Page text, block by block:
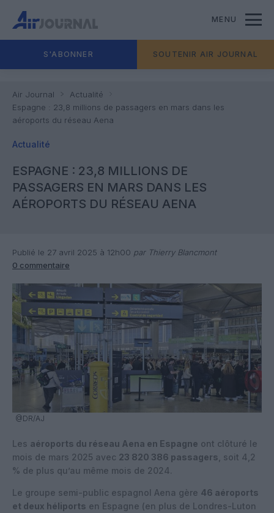
MENU
S'ABONNER SOUTENIR AIR JOURNAL
Air Journal
Actualité
Espagne : 23,8 millions de passagers en mars dans les
aéroports du réseau Aena
Actualité
ESPAGNE : 23,8 MILLIONS DE
PASSAGERS EN MARS DANS LES
AÉROPORTS DU RÉSEAU AENA
Publié le 27 avril 2025 à 12h00 par Thierry Blancmont
0 commentaire
@DR/AJ
Les aéroports du réseau Aena en Espagne ont clôturé le
mois de mars 2025 avec 23 820 386 passagers , soit 4,2
% de plus qu’au même mois de 2024.
Le groupe semi-public espagnol Aena gère 46 aéroports
et deux héliports en Espagne (en plus de Londres-Luton